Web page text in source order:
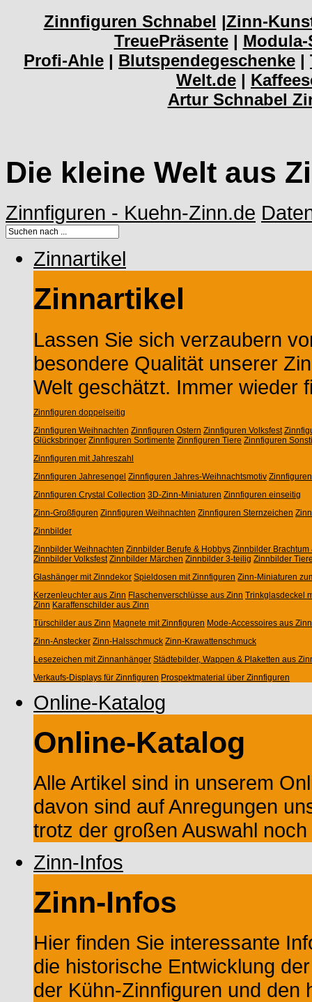
Zinnfiguren Schnabel |Zinn-
TreuePräsente|
Profi-Ahle | Blutspendegeschenke |
Welt.de |
Artur Schnabel
Die kleine Welt aus
Zinnfiguren - Kuehn-Zinn.de
Zinnartikel
Zinnartikel
Lassen Sie sich verzaubern
besondere Qualität unserer
Welt geschätzt. Immer wieder
Zinnfiguren doppelseitig
Zinnfiguren Weihnachten Zinnfiguren Ostern Zinnfiguren Volksfest
Glücksbringer Zinnfiguren Sortimente Zinnfiguren Tiere Zinnfiguren
Zinnfiguren mit Jahreszahl
Zinnfiguren Jahresengel Zinnfiguren Jahres-Weihnachtsmotiv
Zinnfiguren Crystal Collection 3D-Zinn-Miniaturen Zinnfiguren einseitig
Zinn-Großfiguren Zinnfiguren Weihnachten Zinnfiguren Sternzeichen
Zinnbilder
Zinnbilder Weihnachten Zinnbilder Berufe & Hobbys Zinnbilder Brachtum
Zinnbilder Volksfest Zinnbilder Märchen Zinnbilder 3-teilig Zinnbilder
Glashänger mit Zinndekor Spieldosen mit Zinnfiguren Zinn-Miniaturen
Kerzenleuchter aus Zinn Flaschenverschlüsse aus Zinn Trinkglasdeckel
Zinn Karaffenschilder aus Zinn
Türschilder aus Zinn Magnete mit Zinnfiguren Mode-Accessoires aus Zinn
Zinn-Anstecker Zinn-Halsschmuck Zinn-Krawattenschmuck
Lesezeichen mit Zinnanhänger Städtebilder, Wappen & Plaketten aus
Verkaufs-Displays für Zinnfiguren Prospektmaterial über Zinnfiguren
Online-Katalog
Online-Katalog
Alle Artikel sind in unserem
davon sind auf Anregungen
trotz der großen Auswahl
Zinn-Infos
Zinn-Infos
Hier finden Sie interessante
die historische Entwicklung
der Kühn-Zinnfiguren und den